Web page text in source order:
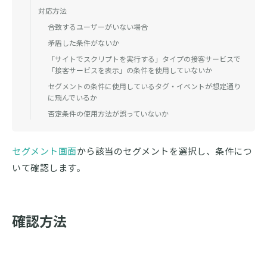
セグメント画面から該当のセグメントを選択し、条件につ
いて確認します。
確認方法
対応方法
合致するユーザーがいない場合
矛盾した条件がないか
「サイトでスクリプトを実行する」タイプの接客サービスで
「接客サービスを表示」の条件を使用していないか
セグメントの条件に使用しているタグ・イベントが想定通り
に飛んでいるか
否定条件の使用方法が誤っていないか